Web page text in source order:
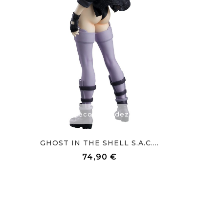
Précommandez
GHOST IN THE SHELL S.A.C....
74,90 €